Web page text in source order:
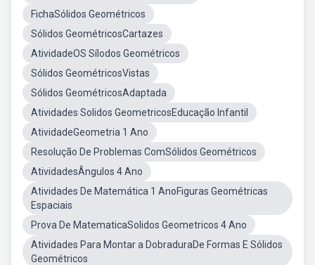
FichaSólidos Geométricos
Sólidos GeométricosCartazes
AtividadeOS Sílodos Geométricos
Sólidos GeométricosVistas
Sólidos GeométricosAdaptada
Atividades Solidos GeometricosEducação Infantil
AtividadeGeometria 1 Ano
Resolução De Problemas ComSólidos Geométricos
AtividadesÂngulos 4 Ano
Atividades De Matemática 1 AnoFiguras Geométricas
Espaciais
Prova De MatematicaSolidos Geometricos 4 Ano
Atividades Para Montar a DobraduraDe Formas E Sólidos
Geométricos